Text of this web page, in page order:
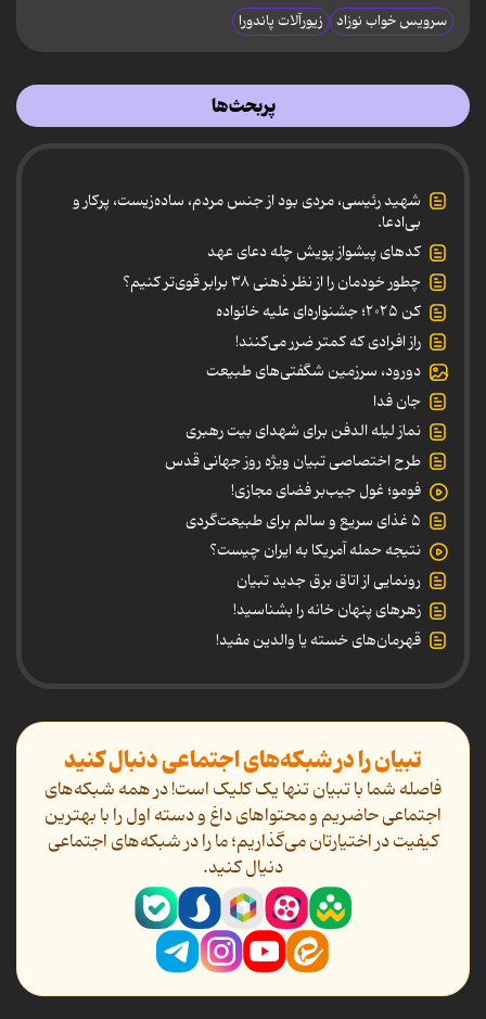
سرویس خواب نوزاد زیورآلات پاندورا
پربحث‌ها
شهید رئیسی، مردی بود از جنس مردم، ساده‌زیست، پرکار و
بی‌ادعا.
کدهای پیشواز پویش چله دعای عهد
چطور خودمان را از نظر ذهنی ۳۸ برابر قوی‌تر کنیم؟
کن ۲۰۲۵؛ جشنواره‌ای علیه خانواده
راز افرادی که کمتر ضرر می‌کنند!
دورود، سرزمین شگفتی‌های طبیعت
جان فدا
نماز لیله الدفن برای شهدای بیت رهبری
طرح اختصاصی تبیان ویژه روز جهانی قدس
فومو؛ غول جیب‌بر فضای مجازی!
۵ غذای سریع و سالم برای طبیعت‌گردی
نتیجه حمله آمریکا به ایران چیست؟
رونمایی از اتاق برق جدید تبیان
زهرهای پنهان خانه را بشناسید!
قهرمان‌های خسته یا والدین مفید!
تبیان را در شبکه‌های اجتماعی دنبال کنید
فاصله شما با تبیان تنها یک کلیک است! در همه شبکه‌های
اجتماعی حاضریم و محتواهای داغ و دسته اول را با بهترین
کیفیت در اختیارتان می‌گذاریم؛ ما را در شبکه‌های اجتماعی
دنیال کنید.